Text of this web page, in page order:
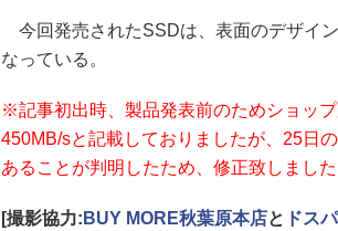
今回発売されたSSDは、表面のデザイ
なっている。
※記事初出時、製品発表前のためショッ
450MB/sと記載しておりましたが、25日
あることが判明したため、修正致しまし
[撮影協力: BUY MORE秋葉原本店と ドス